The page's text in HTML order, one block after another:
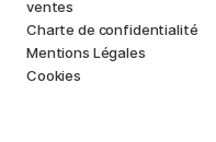
ventes
Charte de confidentialité
Mentions Légales
Cookies